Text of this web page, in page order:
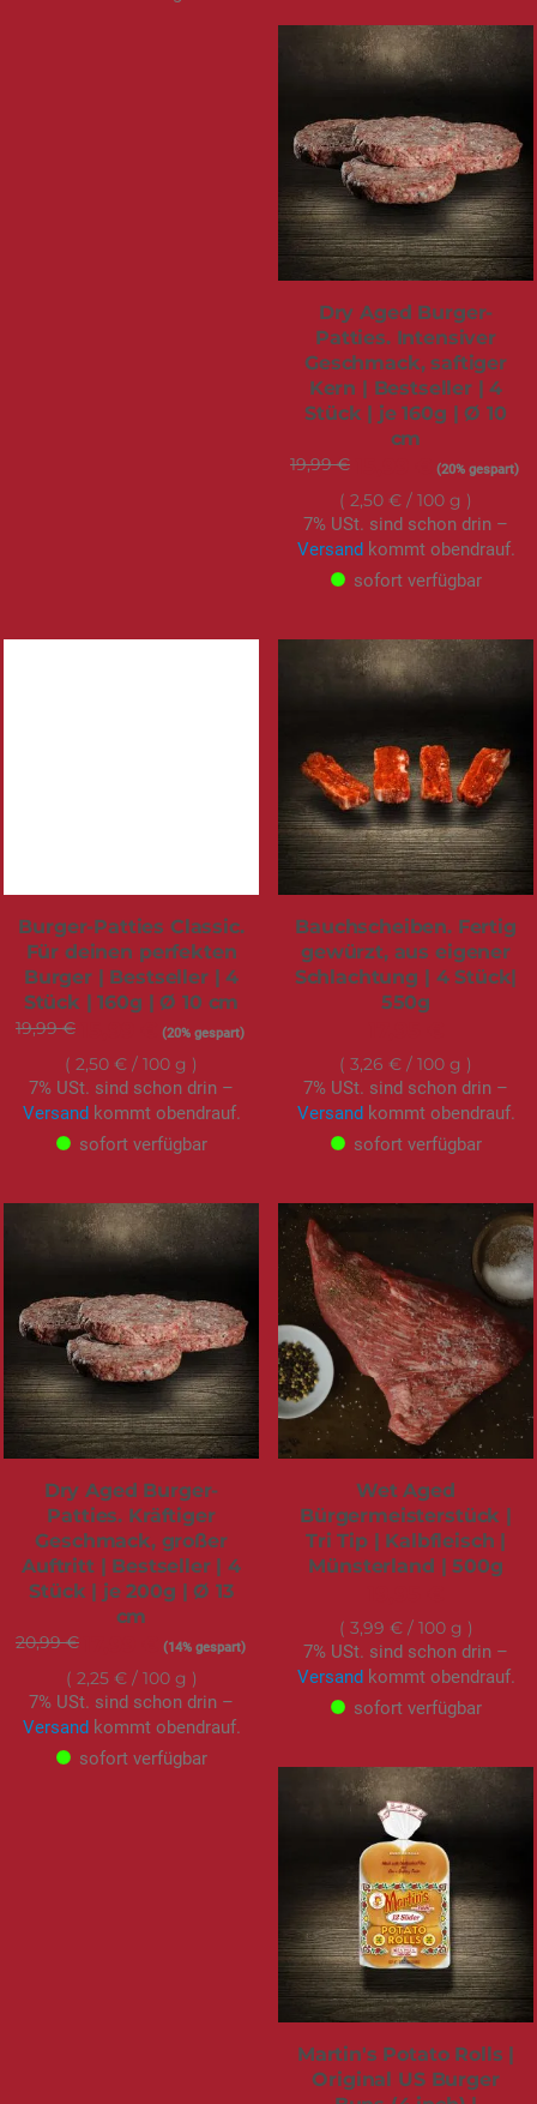
Dry Aged Burger-
Patties. Intensiver
Geschmack, saftiger
Kern | Bestseller | 4
Stück | je 160g | Ø 10
cm
19,99 € Sonderangebot(20% gespart)
2,50 € / 100 g
7% USt. sind schon drin –
Versand kommt obendrauf.
sofort verfügbar
Burger-Patties Classic.
Für deinen perfekten
Burger | Bestseller | 4
Stück | 160g | Ø 10 cm
19,99 € Sonderangebot(20% gespart)
2,50 € / 100 g
7% USt. sind schon drin –
Versand kommt obendrauf.
sofort verfügbar
Bauchscheiben. Fertig
gewürzt, aus eigener
Schlachtung | 4 Stück|
550g
3,26 € / 100 g
7% USt. sind schon drin –
Versand kommt obendrauf.
sofort verfügbar
Dry Aged Burger-
Patties. Kräftiger
Geschmack, großer
Auftritt | Bestseller | 4
Stück | je 200g | Ø 13
cm
20,99 € Sonderangebot(14% gespart)
2,25 €/ 100 g
7% USt. sind schon drin –
Versand kommt obendrauf.
sofort verfügbar
Wet Aged
Bürgermeisterstück |
Tri Tip | Kalbfleisch |
Münsterland | 500g
3,99 €/ 100 g
7% USt. sind schon drin –
Versand kommt obendrauf.
sofort verfügbar
Martin's Potato Rolls |
Original US Burger